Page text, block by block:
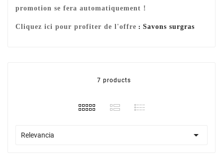
promotion se fera automatiquement !
Cliquez ici pour profiter de l'offre : Savons surgras
7 products
Relevancia 